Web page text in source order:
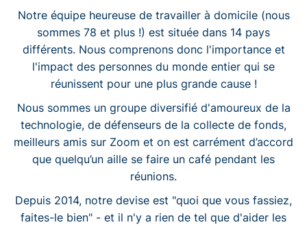
Notre équipe heureuse de travailler à domicile (nous
sommes 78 et plus !) est située dans 14 pays
différents. Nous comprenons donc l'importance et
l'impact des personnes du monde entier qui se
réunissent pour une plus grande cause !
Nous sommes un groupe diversifié d'amoureux de la
technologie, de défenseurs de la collecte de fonds,
meilleurs amis sur Zoom et on est carrément d’accord
que quelqu’un aille se faire un café pendant les
réunions.
Depuis 2014, notre devise est "quoi que vous fassiez,
faites-le bien" - et il n'y a rien de tel que d'aider les